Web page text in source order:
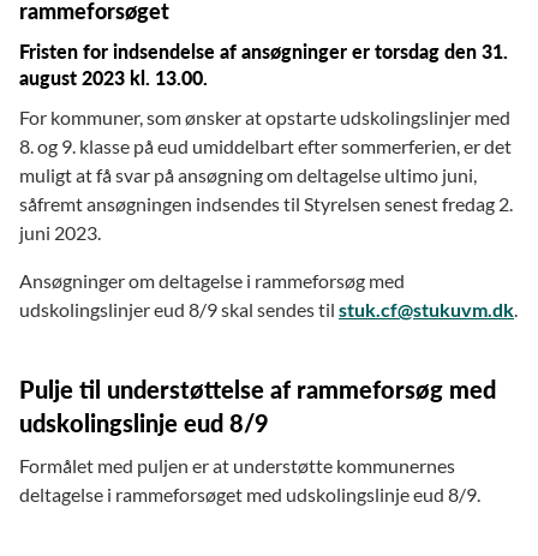
rammeforsøget
Fristen for indsendelse af ansøgninger er torsdag den 31.
august 2023 kl. 13.00.
For kommuner, som ønsker at opstarte udskolingslinjer med
8. og 9. klasse på eud umiddelbart efter sommerferien, er det
muligt at få svar på ansøgning om deltagelse ultimo juni,
såfremt ansøgningen indsendes til Styrelsen senest fredag 2.
juni 2023.
Ansøgninger om deltagelse i rammeforsøg med
udskolingslinjer eud 8/9 skal sendes til stuk.cf@stukuvm.dk
Pulje til understøttelse af rammeforsøg med
udskolingslinje eud 8/9
Formålet med puljen er at understøtte kommunernes
deltagelse i rammeforsøget med udskolingslinje eud 8/9.